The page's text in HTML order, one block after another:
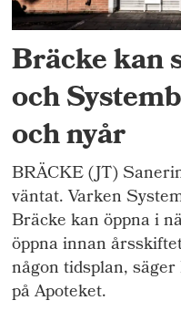
Bräcke kan
och
och nyår
BRÄCKE (JT)
väntat. Varken
Bräcke kan öppna i
öppna innan
någon tidsplan,
på Apoteket.